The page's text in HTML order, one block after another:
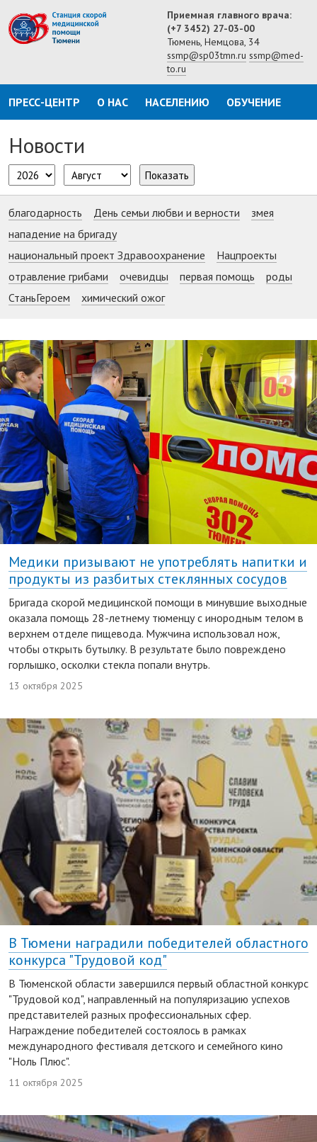
Приемная главного врача:
(+7 3452) 27-03-00
Тюмень, Немцова, 34
ssmp@sp03tmn.ru ssmp@med-
to.ru
ПРЕСС-ЦЕНТР О НАС НАСЕЛЕНИЮ ОБУЧЕНИЕ
Новости
Показать
благодарность День семьи любви и верности
змея
нападение на бригаду
национальный проект Здравоохранение
Нацпроекты
отравление грибами
очевидцы первая помощь
роды
СтаньГероем
химический ожог
Медики призывают не употреблять напитки и
продукты из разбитых стеклянных сосудов
Бригада скорой медицинской помощи в минувшие выходные
оказала помощь 28-летнему тюменцу с инородным телом в
верхнем отделе пищевода. Мужчина использовал нож,
чтобы открыть бутылку. В результате было повреждено
горлышко, осколки стекла попали внутрь.
13 октября 2025
В Тюмени наградили победителей областного
конкурса "Трудовой код"
В Тюменской области завершился первый областной конкурс
"Трудовой код", направленный на популяризацию успехов
представителей разных профессиональных сфер.
Награждение победителей состоялось в рамках
международного фестиваля детского и семейного кино
"Ноль Плюс".
11 октября 2025